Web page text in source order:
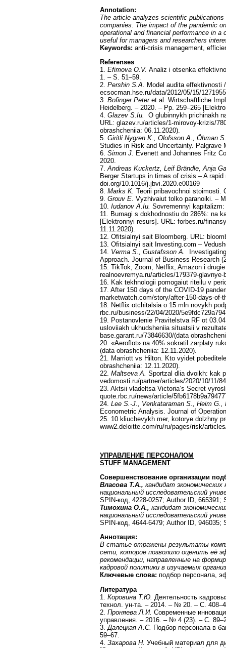
Annotation:
The article analyzes scientific
companies. The impact of the pandemic
operational and financial performance in
useful for managers and researchers
Keywords: anti-crisis management,
Referenses
1. Efimova O.V. Analiz i otsenka
1. – S. 51–59.
2. Pershin S.A.
Model audita
ecsocman.hse.ru/data/2012/05/15/
3. Bofinger Peteret al. Wirtschaftliche
Heidelberg. – 2020. – Pp. 259–265
4. Glazev S.Iu.
O glubinnykh prichinakh
URL: glazev.ru/articles/1-mirovoy-krizis/
obrashcheniia: 06.11.2020).
5. Giritli Nygren K., Olofsson A., Öhman S.
Studies in Risk and Uncertainty. Palgrave
6. Simon J.
Evenett and Johannes Fritz
2020.
7. Andreas Kuckertz, Leif Brändle, Anja
Berger Startups in times of crisis – A
doi.org/10.1016/j.jbvi.2020.e00169
8. Marks K. Teorii pribavochnoi stoimosti.
9. Grouv E. Vyzhivaiut tolko paranoiki. –
10. Iudanov A.Iu. Sovremennyi
11. Bumagi s dokhodnostiu do 286%: na
[Elektronnyi resurs]. URL: forbes.ru/
11.11.2020).
12. Ofitsialnyi sait Bloomberg. URL:
13. Ofitsialnyi sait Investing.com –
14. Verma S., Gustafsson A.
Approach. Journal of Business Research
15. TikTok, Zoom, Netflix, Amazon i
realnoevremya.ru/articles/179379-
16. Kak tekhnologii pomogaiut riteilu v
17. After 150 days of the COVID-19
marketwatch.com/story/after-150-days-of-
18. Netflix otchitalsia o 15 mln novykh
rbc.ru/business/22/04/2020/
19. Postanovlenie Pravitelstva RF ot
usloviiakh ukhudsheniia situatsii v
base.garant.ru/73846630/(data
20. «Aeroflot» na 40% sokratil zarplaty
(data obrashcheniia: 12.11.2020).
21. Marriott vs Hilton. Kto vyidet
obrashcheniia: 12.11.2020).
22. Maltseva A. Sportzal dlia dvoikh: kak
vedomosti.ru/partner/articles/2020/10/11/
23. Aktsii vladeltsa Victoria’s Secret
quote.rbc.ru/news/article/
24. Lee S.-J., Venkataraman S., Heim G.,
Econometric Analysis. Journal of
25. 10 kliuchevykh mer, kotorye dolzhny
www2.deloitte.com/ru/ru/pages/risk/
УПРАВЛЕНИЕ ПЕРСОНАЛОМ
STUFF MANAGEMENT
Совершенствование организации
Власова Т.А., кандидат
национальный исследовательский
SPIN-код, 4228-0257; Author ID,
Тимохина О.А., кандидат
национальный исследовательский
SPIN-код, 4644-6479; Author ID,
Аннотация:
В статье отражены результаты
сети, которое позволило оценить её
рекомендации, направленные на
кадровой политики в изучаемых
Ключевые слова: подбор персонала,
Литература
1. Коровина Т.Ю. Деятельность
технол. ун-та. – 2014. – № 20. – С.
2. Проняева Л.И. Современные
управления. – 2016. – № 4 (23). – С.
3. Далецкая А.С. Подбор персонала в
59–67.
4. Захарова Н. Учебный материал для